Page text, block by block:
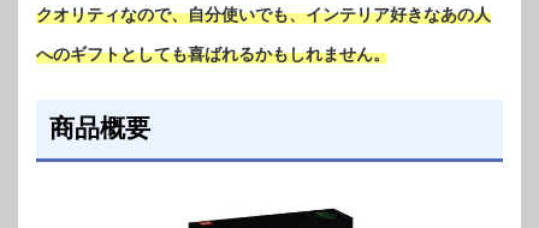
クオリティなので、自分使いでも、インテリア好きなあの人
へのギフトとしても喜ばれるかもしれません。
商品概要